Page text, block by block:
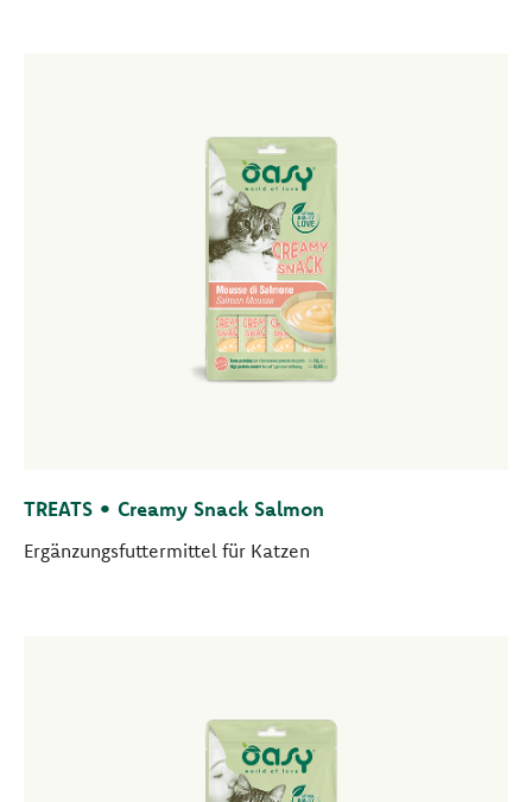
TREATS • Creamy Snack Salmon
Ergänzungsfuttermittel für Katzen